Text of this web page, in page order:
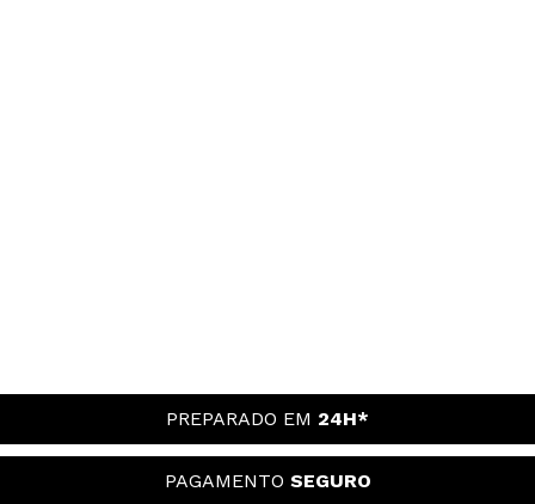
PREPARADO EM 24H*
PAGAMENTO SEGURO